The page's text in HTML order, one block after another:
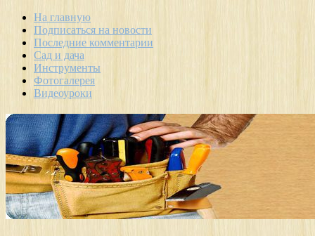
На главную
Подписаться на новости
Последние комментарии
Сад и дача
Инструменты
Фотогалерея
Видеоуроки